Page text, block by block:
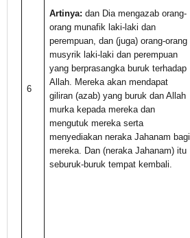
6
Artinya: dan Dia mengazab orang-
orang munafik laki-laki dan
perempuan, dan (juga) orang-orang
musyrik laki-laki dan perempuan
yang berprasangka buruk terhadap
Allah. Mereka akan mendapat
giliran (azab) yang buruk dan Allah
murka kepada mereka dan
mengutuk mereka serta
menyediakan neraka Jahanam bagi
mereka. Dan (neraka Jahanam) itu
seburuk-buruk tempat kembali.